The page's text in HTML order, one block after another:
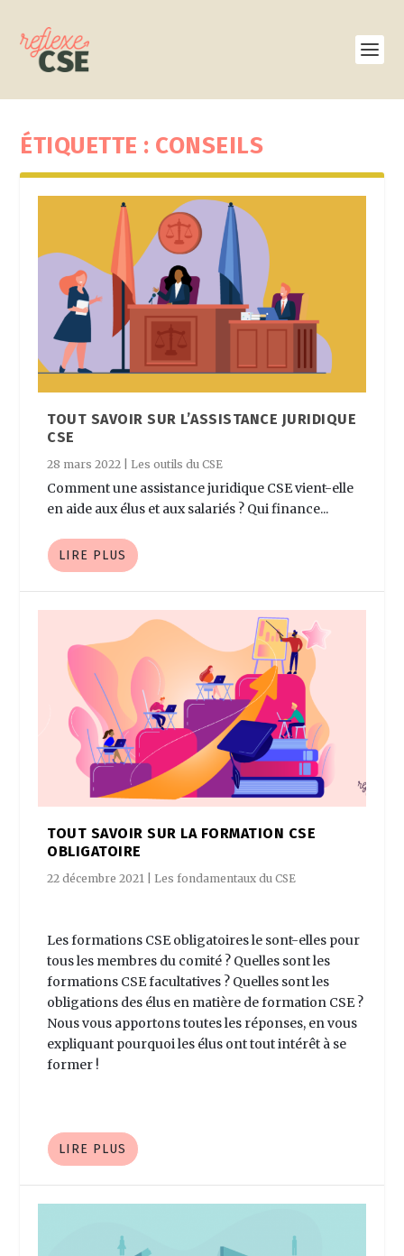
ÉTIQUETTE : CONSEILS
TOUT SAVOIR SUR L’ASSISTANCE JURIDIQUE
CSE
28 mars 2022 Les outils du CSE
Comment une assistance juridique CSE vient-elle
en aide aux élus et aux salariés ? Qui finance...
LIRE PLUS
TOUT SAVOIR SUR LA FORMATION CSE
OBLIGATOIRE
22 décembre 2021 Les fondamentaux du CSE
Les formations CSE obligatoires le sont-elles pour
tous les membres du comité ? Quelles sont les
formations CSE facultatives ? Quelles sont les
obligations des élus en matière de formation CSE ?
Nous vous apportons toutes les réponses, en vous
expliquant pourquoi les élus ont tout intérêt à se
former !
LIRE PLUS